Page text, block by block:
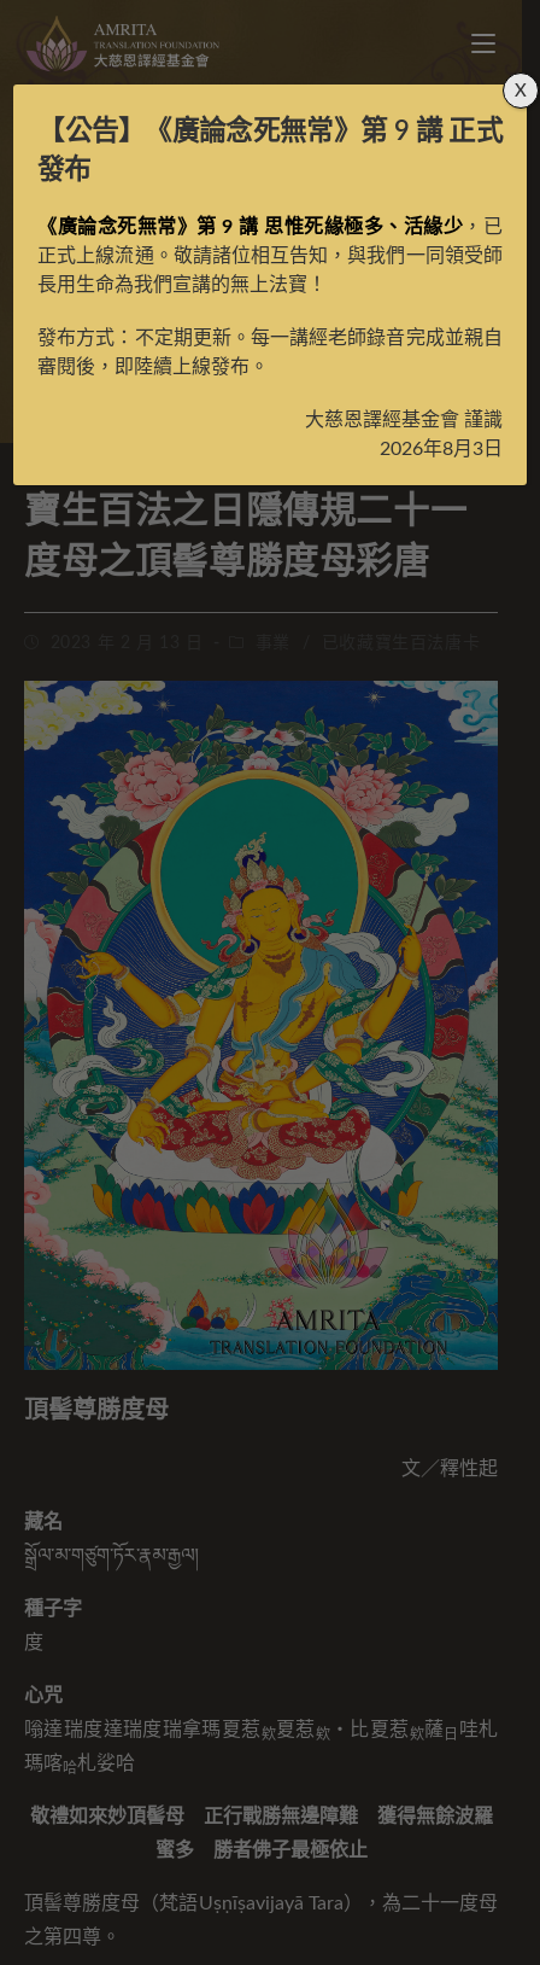
寶生百法之日隱傳規二
十一度母之頂髻尊勝度
母彩唐
> 典藏館 >
寶生百法之日隱傳規二十一
度母之頂髻尊勝度母彩唐
頂髻尊勝度母
文／釋性起
藏名
སྒྲོལ་མ་གཙུག་ཏོར་རྣམ་རྒྱལ།
種子字
度
心咒
嗡達瑞度達瑞度瑞拿瑪夏惹欸夏惹欸 ・比夏惹欸薩 日 哇札
瑪喀哈札娑哈
敬禮如來妙頂髻母 正行戰勝無邊障難 獲得無餘波羅
蜜多 勝者佛子最極依止
頂髻尊勝度母（梵語Uṣṇīṣavijayā Tara），為二十一度母
之第四尊。
【公告】 《廣論念死無常》第 9 講正式
發布
《廣論念死無常》第 9 講 思惟死緣極多、活緣少 ，已
正式上線流通。敬請諸位相互告知，與我們一同領受師
長用生命為我們宣講的無上法寶！
發布方式：不定期更新。每一講經老師錄音完成並親自
審閱後，即陸續上線發布。
大慈恩譯經基金會 謹識
2026年8月3日
X